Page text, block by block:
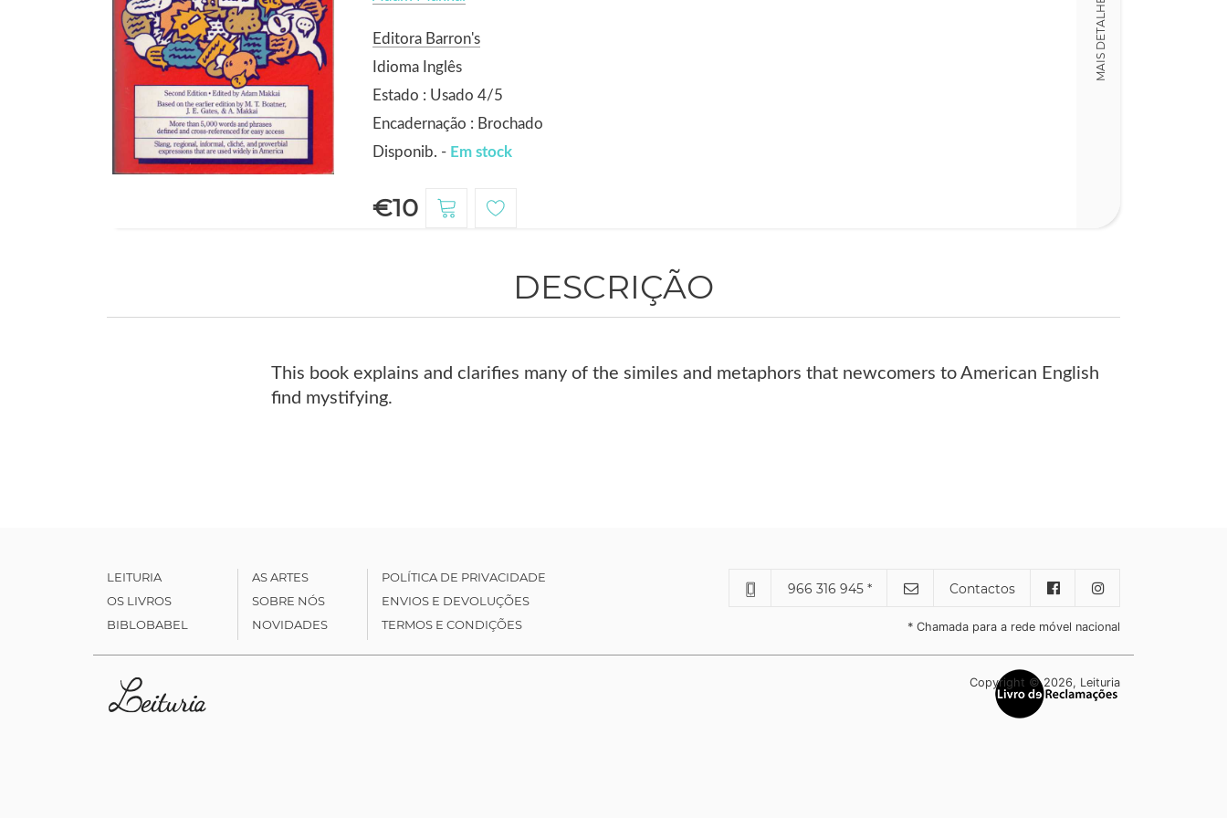
Editora Barron's
Idioma Inglês
Estado : Usado 4/5
Encadernação : Brochado
Disponib. - Em stock
€10
MAIS DETALHES
DESCRIÇÃO
This book explains and clarifies many of the similes and metaphors that newcomers to American English
find mystifying.
LEITURIA
OS LIVROS
BIBLOBABEL
AS ARTES
SOBRE NÓS
NOVIDADES
POLÍTICA DE PRIVACIDADE
ENVIOS E DEVOLUÇÕES
TERMOS E CONDIÇÕES
966 316 945 * Contactos
* Chamada para a rede móvel nacional
Copyright © 2026, Leituria